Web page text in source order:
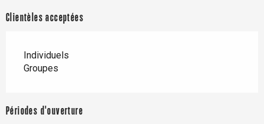
Clientèles acceptées
Individuels
Groupes
Périodes d'ouverture